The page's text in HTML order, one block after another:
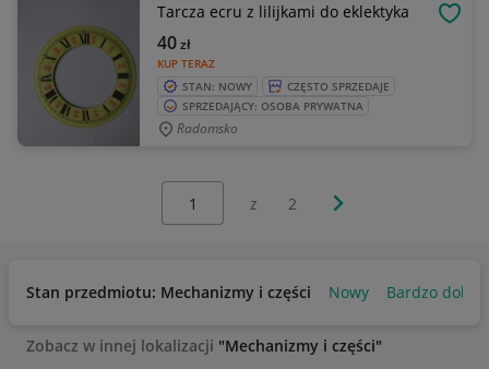
Tarcza ecru z lilijkami do eklektyka
KUP TERAZ
40zł
STAN: NOWY
CZĘSTO SPRZEDAJE
SPRZEDAJĄCY: OSOBA PRYWATNA
Radomsko
z 2 Następna strona
Stan przedmiotu: Mechanizmy i części Nowy Bardzo dobry
Zobacz w innej lokalizacji "Mechanizmy i części"